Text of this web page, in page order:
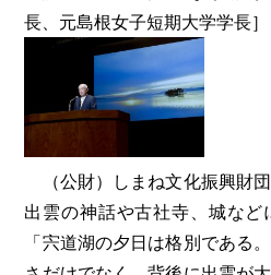
長、元島根女子短期大学学長］
（公財）しまね文化振興財団
出雲の神話や古社寺、城など
「宍道湖の夕日は格別である